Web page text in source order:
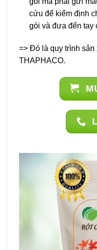
cứu để kiểm định
gói và đưa đến tay
=> Đó là quy trình sản
THAPHACO.